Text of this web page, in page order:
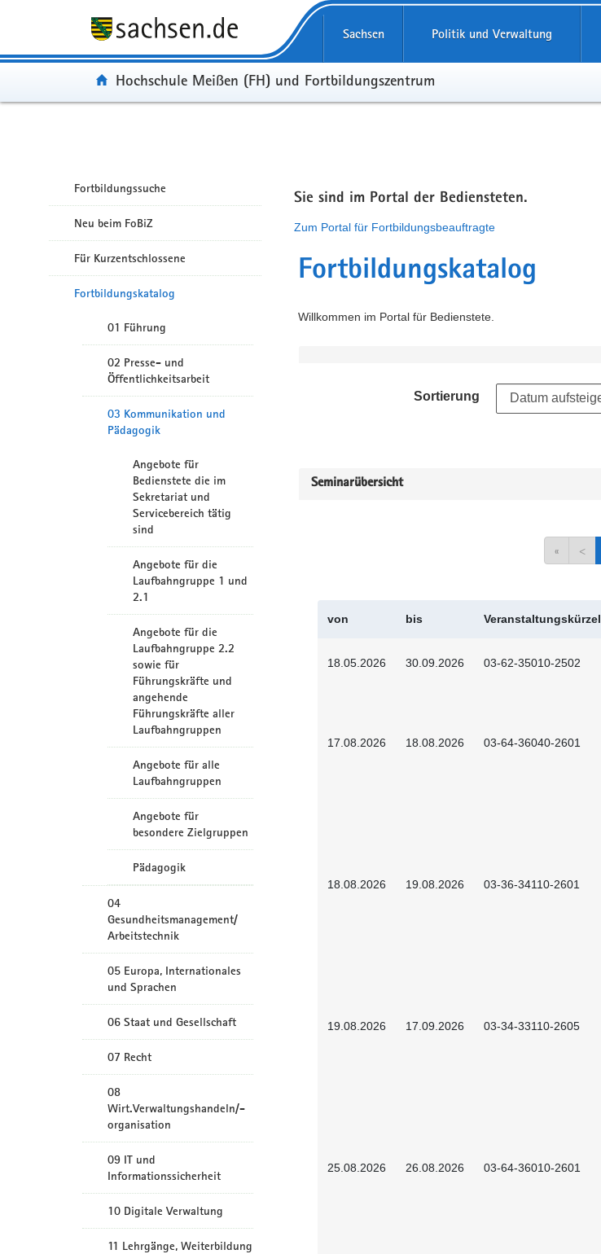
Sachsen Politik und Verwaltung
Portal:
Hochschule Meißen (FH) und Fortbildungszentrum
Fortbildungssuche
Neu beim FoBiZ
Für Kurzentschlossene
Fortbildungskatalog
01 Führung
02 Presse- und
Öffentlichkeitsarbeit
03 Kommunikation und
Pädagogik
Angebote für
Bedienstete die im
Sekretariat und
Servicebereich tätig
sind
Angebote für die
Laufbahngruppe 1 und
2.1
Angebote für die
Laufbahngruppe 2.2
sowie für
Führungskräfte und
angehende
Führungskräfte aller
Laufbahngruppen
Angebote für alle
Laufbahngruppen
Angebote für
besondere Zielgruppen
Pädagogik
04
Gesundheitsmanagement/
Arbeitstechnik
05 Europa, Internationales
und Sprachen
06 Staat und Gesellschaft
07 Recht
08
Wirt.Verwaltungshandeln/-
organisation
09 IT und
Informationssicherheit
10 Digitale Verwaltung
11 Lehrgänge, Weiterbildung
Sie sind im Portal der Bediensteten.
Zum Portal für Fortbildungsbeauftragte
Fortbildungskatalog
Willkommen im Portal für Bedienstete.
Sortierung
Seminarübersicht
« <
von bis Veranstaltungskürzel
18.05.2026 30.09.2026 03-62-35010-2502
17.08.2026 18.08.2026 03-64-36040-2601
18.08.2026 19.08.2026 03-36-34110-2601
19.08.2026 17.09.2026 03-34-33110-2605
25.08.2026 26.08.2026 03-64-36010-2601